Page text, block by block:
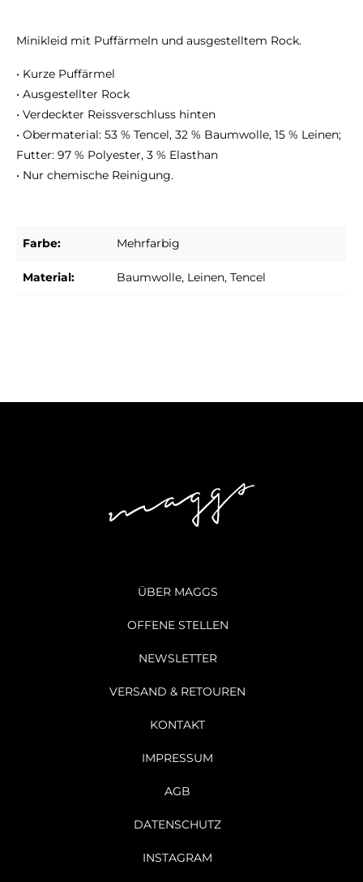
Minikleid mit Puffärmeln und ausgestelltem Rock.
• Kurze Puffärmel
• Ausgestellter Rock
• Verdeckter Reissverschluss hinten
• Obermaterial: 53 % Tencel, 32 % Baumwolle, 15 % Leinen;
Futter: 97 % Polyester, 3 % Elasthan
• Nur chemische Reinigung.
Farbe: Mehrfarbig
Material: Baumwolle, Leinen, Tencel
ÜBER MAGGS
OFFENE STELLEN
NEWSLETTER
VERSAND & RETOUREN
KONTAKT
IMPRESSUM
AGB
DATENSCHUTZ
INSTAGRAM